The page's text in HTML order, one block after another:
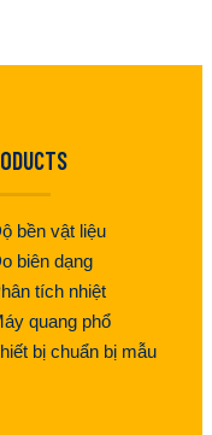
bền vật liệu
biên dạng
tích nhiệt
quang phổ
bị chuẩn bị mẫu